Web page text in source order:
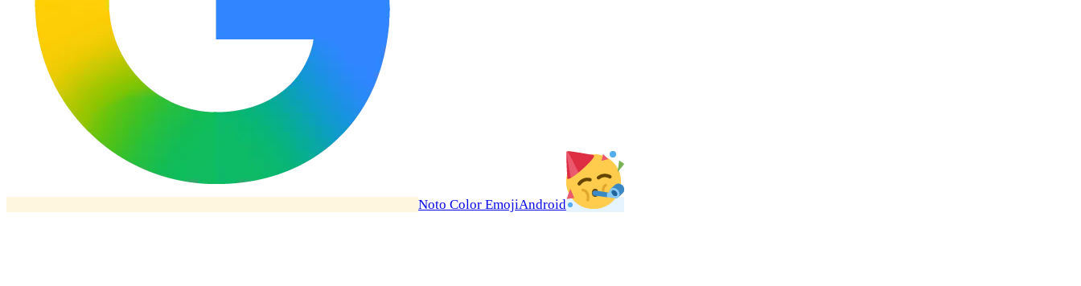
Noto Color EmojiAndroid